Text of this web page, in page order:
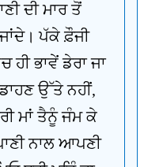
ਦੀ ਮਾਰ ਤੋਂ
ਪੱਕੇ ਫ਼ੌਜੀ
ਹੀ ਭਾਵੇਂ ਡੇਰਾ ਜਾ
ਉੱਤੇ ਨਹੀਂ,
ਮਾਂ ਤੈਨੂੰ ਜੰਮ ਕੇ
ਨਾਲ ਆਪਣੀ